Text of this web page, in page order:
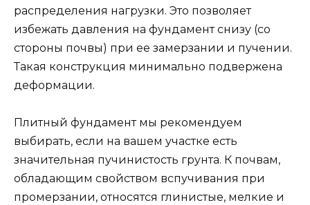
распределения нагрузки. Это позволяет
избежать давления на фундамент снизу (со
стороны почвы) при ее замерзании и пучении.
Такая конструкция минимально подвержена
деформации.
Плитный фундамент мы рекомендуем
выбирать, если на вашем участке есть
значительная пучинистость грунта. К почвам,
обладающим свойством вспучивания при
промерзании, относятся глинистые, мелкие и